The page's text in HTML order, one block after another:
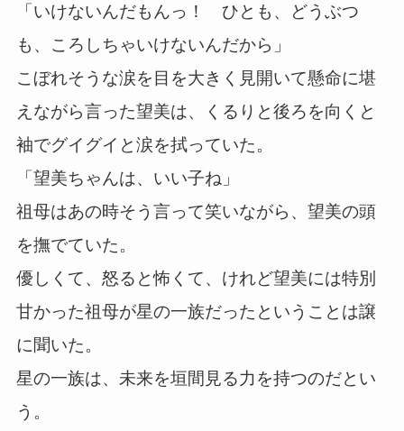
「いけないんだもんっ！ ひとも、どうぶつ
も、ころしちゃいけないんだから」
こぼれそうな涙を目を大きく見開いて懸命に堪
えながら言った望美は、くるりと後ろを向くと
袖でグイグイと涙を拭っていた。
「望美ちゃんは、いい子ね」
祖母はあの時そう言って笑いながら、望美の頭
を撫でていた。
優しくて、怒ると怖くて、けれど望美には特別
甘かった祖母が星の一族だったということは譲
に聞いた。
星の一族は、未来を垣間見る力を持つのだとい
う。